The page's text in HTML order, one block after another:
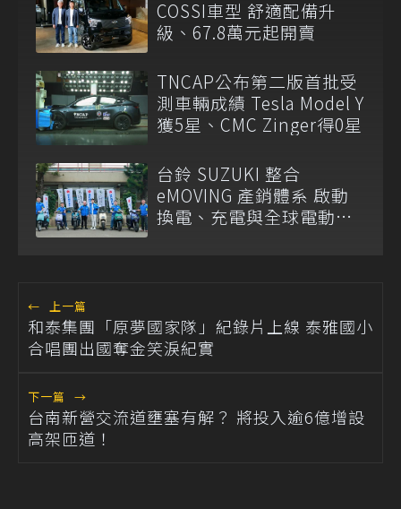
COSSI車型 舒適配備升
級、67.8萬元起開賣
TNCAP公布第二版首批受
測車輛成績 Tesla Model Y
獲5星、CMC Zinger得0星
台鈴 SUZUKI 整合
eMOVING 產銷體系 啟動
換電、充電與全球電動車
← 上一篇
和泰集團「原夢國家隊」紀錄片上線 泰雅國小
合唱團出國奪金笑淚紀實
下一篇 →
台南新營交流道壅塞有解？ 將投入逾6億增設
高架匝道！